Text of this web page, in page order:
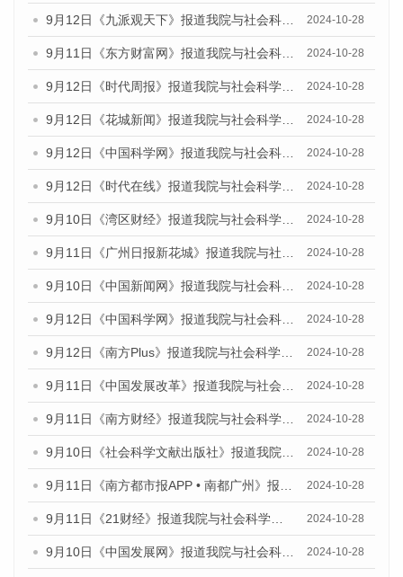
9月12日《九派观天下》报道我院与社会科学文献出版社联合发布了《广州蓝皮书：广州金融发展报告（2024）》的媒体文章 2024-10-28
9月11日《东方财富网》报道我院与社会科学文献出版社联合发布了《广州蓝皮书：广州金融发展报告（2024）》的媒体文章 2024-10-28
9月12日《时代周报》报道我院与社会科学文献出版社联合发布了《广州蓝皮书：广州金融发展报告（2024）》的媒体文章 2024-10-28
9月12日《花城新闻》报道我院与社会科学文献出版社联合发布了《广州蓝皮书：广州金融发展报告（2024）》的媒体文章 2024-10-28
9月12日《中国科学网》报道我院与社会科学文献出版社联合发布了《广州蓝皮书：广州金融发展报告（2024）》的媒体文章 2024-10-28
9月12日《时代在线》报道我院与社会科学文献出版社联合发布了《广州蓝皮书：广州金融发展报告（2024）》的媒体文章 2024-10-28
9月10日《湾区财经》报道我院与社会科学文献出版社联合发布了《广州蓝皮书：广州金融发展报告（2024）》的媒体文章 2024-10-28
9月11日《广州日报新花城》报道我院与社会科学文献出版社联合发布了《广州蓝皮书：广州金融发展报告（2024）》的媒体文章 2024-10-28
9月10日《中国新闻网》报道我院与社会科学文献出版社联合发布了《广州蓝皮书：广州金融发展报告（2024）》的媒体文章 2024-10-28
9月12日《中国科学网》报道我院与社会科学文献出版社联合发布了《广州蓝皮书：广州金融发展报告（2024）》的媒体文章 2024-10-28
9月12日《南方Plus》报道我院与社会科学文献出版社联合发布了《广州蓝皮书：广州金融发展报告（2024）》的媒体文章 2024-10-28
9月11日《中国发展改革》报道我院与社会科学文献出版社联合发布了《广州蓝皮书：广州金融发展报告（2024）》的媒体文章 2024-10-28
9月11日《南方财经》报道我院与社会科学文献出版社联合发布了《广州蓝皮书：广州金融发展报告（2024）》的媒体文章 2024-10-28
9月10日《社会科学文献出版社》报道我院与社会科学文献出版社联合发布了《广州蓝皮书：广州金融发展报告（2024）》的媒体文章 2024-10-28
9月11日《南方都市报APP • 南都广州》报道我院与社会科学文献出版社联合发布了《广州蓝皮书：广州金融发展报告（2024）》的媒体文章 2024-10-28
9月11日《21财经》报道我院与社会科学文献出版社联合发布了《广州蓝皮书：广州金融发展报告（2024）》的媒体文章 2024-10-28
9月10日《中国发展网》报道我院与社会科学文献出版社联合发布了《广州蓝皮书：广州金融发展报告（2024）》的媒体文章 2024-10-28